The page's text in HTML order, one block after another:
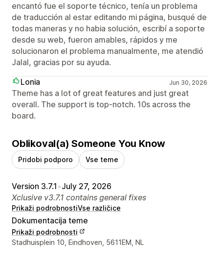
encantó fue el soporte técnico, tenía un problema
de traducción al estar editando mi página, busqué de
todas maneras y no habia solución, escribí a soporte
desde su web, fueron amables, rápidos y me
solucionaron el problema manualmente, me atendió
Jalal, gracias por su ayuda.
Lonia
Jun 30, 2026
Theme has a lot of great features and just great
overall. The support is top-notch. 10s across the
board.
Oblikoval(a) Someone You Know
Pridobi podporo Vse teme
Version 3.7.1 •July 27, 2026
Xclusive v3.7.1 contains general fixes
Prikaži podrobnostiVse različice
Dokumentacija teme
Prikaži podrobnosti
Podatki za stik z oblikovalcem
Stadhuisplein 10, Eindhoven, 5611EM, NL